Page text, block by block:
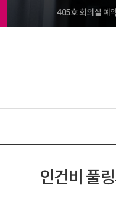
405호 회의실 예
인건비 풀